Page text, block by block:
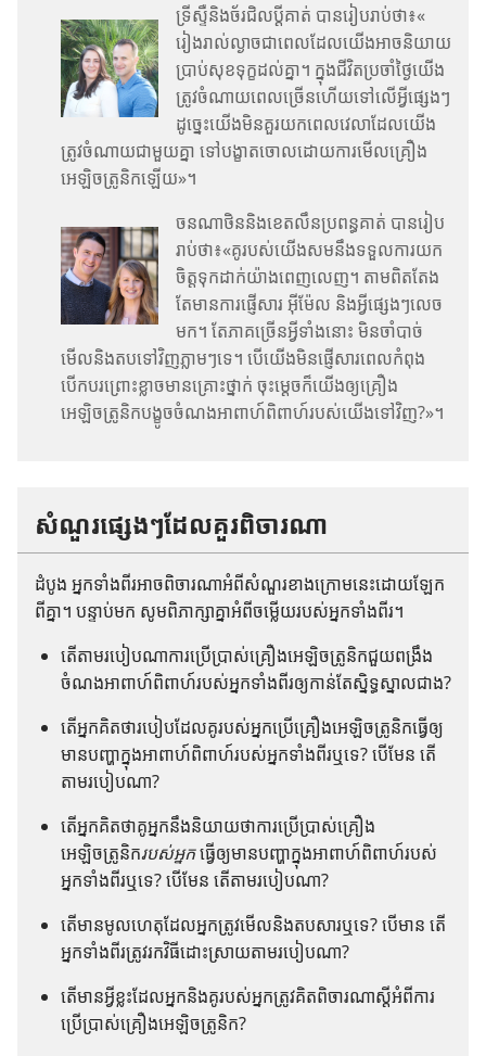
ទ្រីស្ទឺ​និង​ច័រជិល​ប្ដី​គាត់ បាន​រៀប​រាប់​ថា​៖​«​
រៀង​រាល់​ល្ងាច​ជា​ពេល​ដែល​យើង​អាច​និយាយ​
ប្រាប់​សុខ​ទុក្ខ​ដល់​គ្នា។ ក្នុង​ជីវិត​ប្រចាំ​ថ្ងៃ​យើង​
ត្រូវ​ចំណាយ​ពេល​ច្រើន​ហើយ​ទៅ​លើ​អ្វី​ផ្សេង​ៗ
ដូច្នេះ​យើង​មិន​គួរ​យក​ពេល​វេលា​ដែល​យើង​
ត្រូវ​ចំណាយ​ជា​មួយ​គ្នា ទៅ​បង្ខាត​ចោល​ដោយ​ការ​មើល​គ្រឿង​
អេឡិចត្រូនិក​ឡើយ​»។
ចនណាថិន​និង​ខេតលឹន​ប្រពន្ធ​គាត់ បាន​រៀប​
រាប់​ថា​៖​«​គូ​របស់​យើង​សម​នឹង​ទទួល​ការ​យក​
ចិត្ត​ទុក​ដាក់​យ៉ាង​ពេញ​លេញ។ តាម​ពិត​តែង​
តែ​មាន​ការ​ផ្ញើ​សារ អ៊ីម៉ែល និង​អ្វី​ផ្សេង​ៗ​លេច​
មក។ តែ​ភាគ​ច្រើន​អ្វី​ទាំង​នោះ មិន​ចាំ​បាច់​
មើល​និង​តប​ទៅ​វិញ​ភ្លាម​ៗ​ទេ។ បើ​យើង​មិន​ផ្ញើ​សារ​ពេល​កំពុង​
បើក​បរ​ព្រោះ​ខ្លាច​មាន​គ្រោះ​ថ្នាក់ ចុះ​ម្ដេច​ក៏​យើង​ឲ្យ​គ្រឿង​
អេឡិចត្រូនិក​បង្ខូច​ចំណង​អាពាហ៍ពិពាហ៍​របស់​យើង​ទៅ​វិញ?​»។
សំណួរ​ផ្សេង​ៗ​ដែល​គួរ​ពិចារណា
ដំបូង អ្នក​ទាំង​ពីរ​អាច​ពិចារណា​អំពី​សំណួរ​ខាង​ក្រោម​នេះ​ដោយ​ឡែក​
ពី​គ្នា។ បន្ទាប់​មក សូម​ពិភាក្សា​គ្នា​អំពី​ចម្លើយ​របស់​អ្នក​ទាំង​ពីរ។
តើ​តាម​របៀប​ណា​ការ​ប្រើ​ប្រាស់​គ្រឿង​អេឡិចត្រូនិក​ជួយ​ពង្រឹង​
ចំណង​អាពាហ៍ពិពាហ៍​របស់​អ្នក​ទាំង​ពីរ​ឲ្យ​កាន់​តែ​ស្និទ្ធ​ស្នាល​ជាង?
តើ​អ្នក​គិត​ថា​របៀប​ដែល​គូ​របស់​អ្នក​ប្រើ​គ្រឿង​អេឡិចត្រូនិក​ធ្វើ​ឲ្យ​
មាន​បញ្ហា​ក្នុង​អាពាហ៍ពិពាហ៍​របស់​អ្នក​ទាំង​ពីរ​ឬ​ទេ? បើ​មែន តើ​
តាម​របៀប​ណា?
តើ​អ្នក​គិត​ថា​គូ​អ្នក​នឹង​និយាយ​ថា​ការ​ប្រើ​ប្រាស់​គ្រឿង​
អេឡិចត្រូនិក​របស់​អ្នកធ្វើ​ឲ្យ​មាន​បញ្ហា​ក្នុង​អាពាហ៍ពិពាហ៍​របស់​
អ្នក​ទាំង​ពីរ​ឬ​ទេ? បើ​មែន តើ​តាម​របៀប​ណា?
តើ​មាន​មូលហេតុ​ដែល​អ្នក​ត្រូវ​មើល​និង​តប​សារ​ឬ​ទេ? បើ​មាន តើ​
អ្នក​ទាំង​ពីរ​ត្រូវ​រក​វិធី​ដោះ​ស្រាយ​តាម​របៀប​ណា?
តើ​មាន​អ្វី​ខ្លះ​ដែល​អ្នក​និង​គូ​របស់​អ្នក​ត្រូវ​គិត​ពិចារណា​ស្ដី​អំពី​ការ​
ប្រើ​ប្រាស់​គ្រឿង​អេឡិចត្រូនិក?